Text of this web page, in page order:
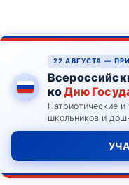
22 АВГУСТА —
коДню
Патриотические
школьников и